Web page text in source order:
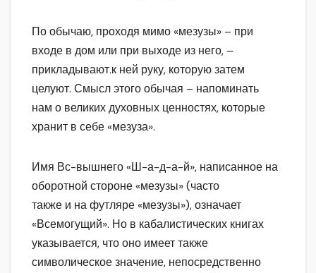
По обычаю, проходя мимо «мезузы» – при
входе в дом или при выходе из него, –
прикладывают.к ней руку, которую затем
целуют. Смысл этого обычая – напоминать
нам о великих духовных ценностях, которые
хранит в себе «мезуза».
Имя Вс-вышнего «Ш-а-д-а-й», написанное на
оборотной стороне «мезузы» (часто
также и на футляре «мезузы»), означает
«Всемогущий». Но в кабалистических книгах
указывается, что оно имеет также
символическое значение, непосредственно